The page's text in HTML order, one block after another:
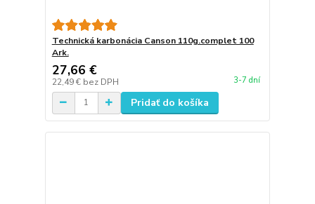
Technická karbonácia Canson 110g.complet 100
Ark.
27,66 €
22,49 € bez DPH 3-7 dní
Pridať do košíka